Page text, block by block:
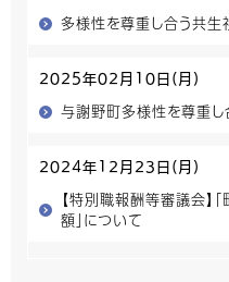
多様性を尊重し合う共生
2025年02月10日(月)
与謝野町多様性を尊重
2024年12月23日(月)
【特別職報酬等審議会】
額」について